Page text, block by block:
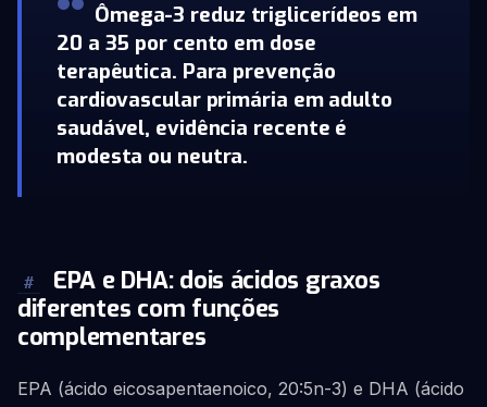
Ômega-3 reduz triglicerídeos em
20 a 35 por cento em dose
terapêutica. Para prevenção
cardiovascular primária em adulto
saudável, evidência recente é
modesta ou neutra.
#
EPA e DHA: dois ácidos graxos
diferentes com funções
complementares
EPA (ácido eicosapentaenoico, 20:5n-3) e DHA (ácido